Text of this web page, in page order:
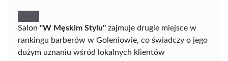
Salon "W Męskim Stylu" zajmuje drugie miejsce w
rankingu barberów w Goleniowie, co świadczy o jego
dużym uznaniu wśród lokalnych klientów